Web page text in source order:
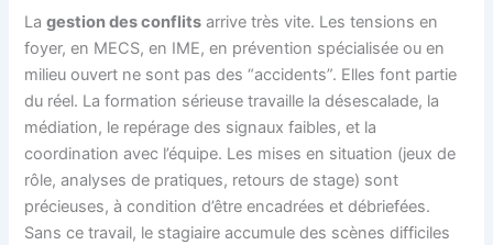
Lagestion des conflits arrive très vite. Les tensions en
foyer, en MECS, en IME, en prévention spécialisée ou en
milieu ouvert ne sont pas des “accidents”. Elles font partie
du réel. La formation sérieuse travaille la désescalade, la
médiation, le repérage des signaux faibles, et la
coordination avec l’équipe. Les mises en situation (jeux de
rôle, analyses de pratiques, retours de stage) sont
précieuses, à condition d’être encadrées et débriefées.
Sans ce travail, le stagiaire accumule des scènes difficiles